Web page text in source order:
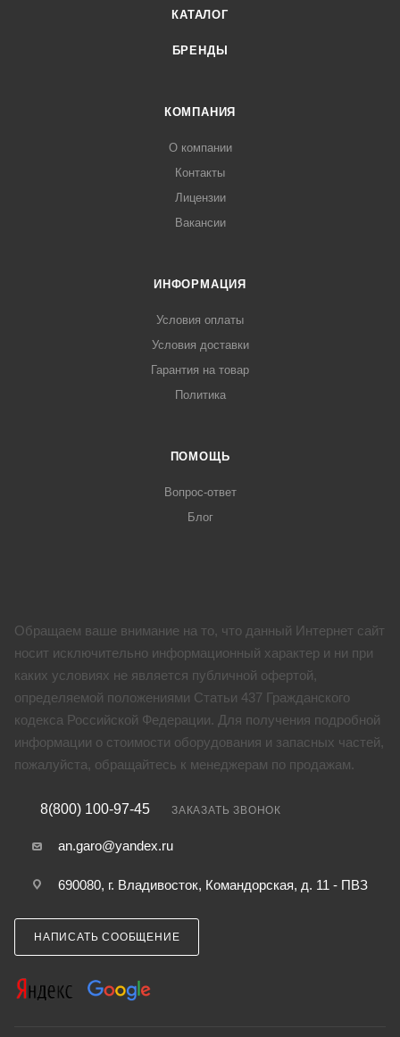
КАТАЛОГ
БРЕНДЫ
КОМПАНИЯ
О компании
Контакты
Лицензии
Вакансии
ИНФОРМАЦИЯ
Условия оплаты
Условия доставки
Гарантия на товар
Политика
ПОМОЩЬ
Вопрос-ответ
Блог
Обращаем ваше внимание на то, что данный Интернет сайт
носит исключительно информационный характер и ни при
каких условиях не является публичной офертой,
определяемой положениями Статьи 437 Гражданского
кодекса Российской Федерации. Для получения подробной
информации о стоимости оборудования и запасных частей,
пожалуйста, обращайтесь к менеджерам по продажам.
8(800) 100-97-45 ЗАКАЗАТЬ ЗВОНОК
an.garo@yandex.ru
690080, г. Владивосток, Командорская, д. 11 - ПВЗ
НАПИСАТЬ СООБЩЕНИЕ